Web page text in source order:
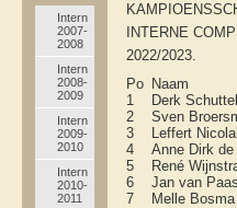
Intern
2007-
2008
Intern
2008-
2009
Intern
2009-
2010
Intern
2010-
2011
INTERNE
2022/2023.
Po
Naam
1
Derk Schuttel
2
Sven
3
Leffert Nicolai
4
Anne Dirk de
5
René
6
Jan van
7
Melle Bosma